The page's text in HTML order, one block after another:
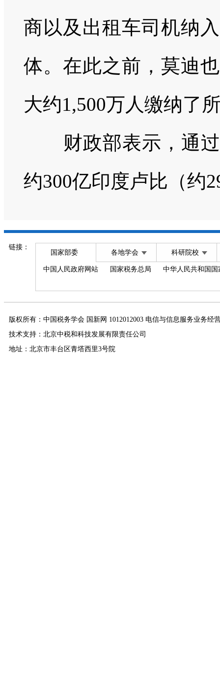
商以及出租车司机纳
体。在此之前，莫迪
大约1,500万人缴纳了
财政部表示，通过
约300亿印度卢比（约
链接：
国家部委 各地学会 科研院校
中国人民政府网站 国家税务总局 中华人民共和国
版权所有：中国税务学会 国新网 1012012003 电信与信息服务业务经
技术支持：北京中税和科技发展有限责任公司
地址：北京市丰台区青塔西里3号院